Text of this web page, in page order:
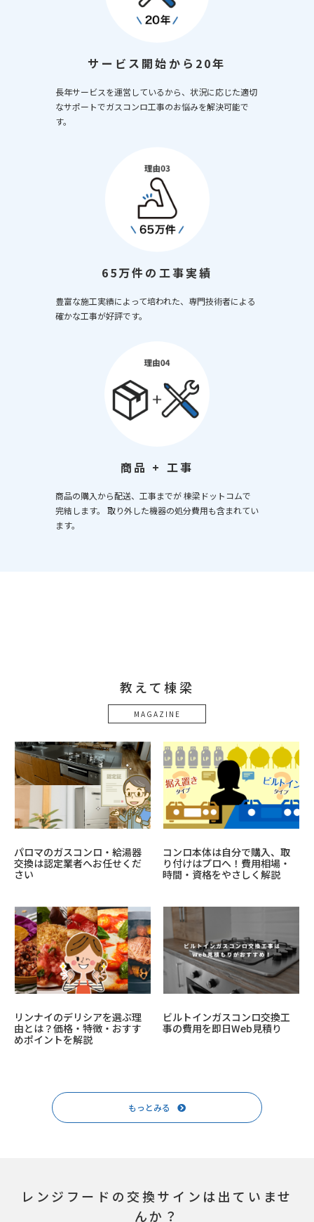
サービス開始から20年
長年サービスを運営しているから、状況に応じた適切
なサポートでガスコンロ工事のお悩みを解決可能で
す。
65万件の工事実績
豊富な施工実績によって培われた、専門技術者による
確かな工事が好評です。
商品 + 工事
商品の購入から配送、工事までが 棟梁ドットコムで
完結します。 取り外した機器の処分費用も含まれてい
ます。
教えて棟梁
MAGAZINE
パロマのガスコンロ・給湯器
交換は認定業者へお任せくだ
さい
コンロ本体は自分で購入、取
り付けはプロへ！費用相場・
時間・資格をやさしく解説
リンナイのデリシアを選ぶ理
由とは？価格・特徴・おすす
めポイントを解説
ビルトインガスコンロ交換工
事の費用を即日Web見積り
もっとみる
レンジフードの交換サインは出ていませ
んか？